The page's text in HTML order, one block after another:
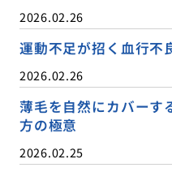
2026.02.26
運動不足が招く血行不
2026.02.26
薄毛を自然にカバーす
方の極意
2026.02.25